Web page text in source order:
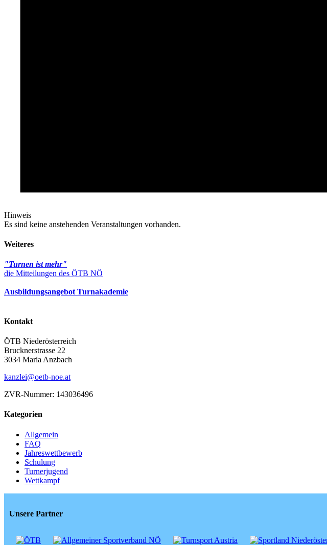
Hinweis
Es sind keine anstehenden Veranstaltungen vorhanden.
Weiteres
"Turnen ist mehr"
die Mitteilungen des ÖTB NÖ
Ausbildungsangebot Turnakademie
Kontakt
ÖTB Niederösterreich
Brucknerstrasse 22
3034 Maria Anzbach
kanzlei@oetb-noe.at
ZVR-Nummer: 143036496
Kategorien
Allgemein
FAQ
Jahreswettbewerb
Schulung
Turnerjugend
Wettkampf
Unsere Partner